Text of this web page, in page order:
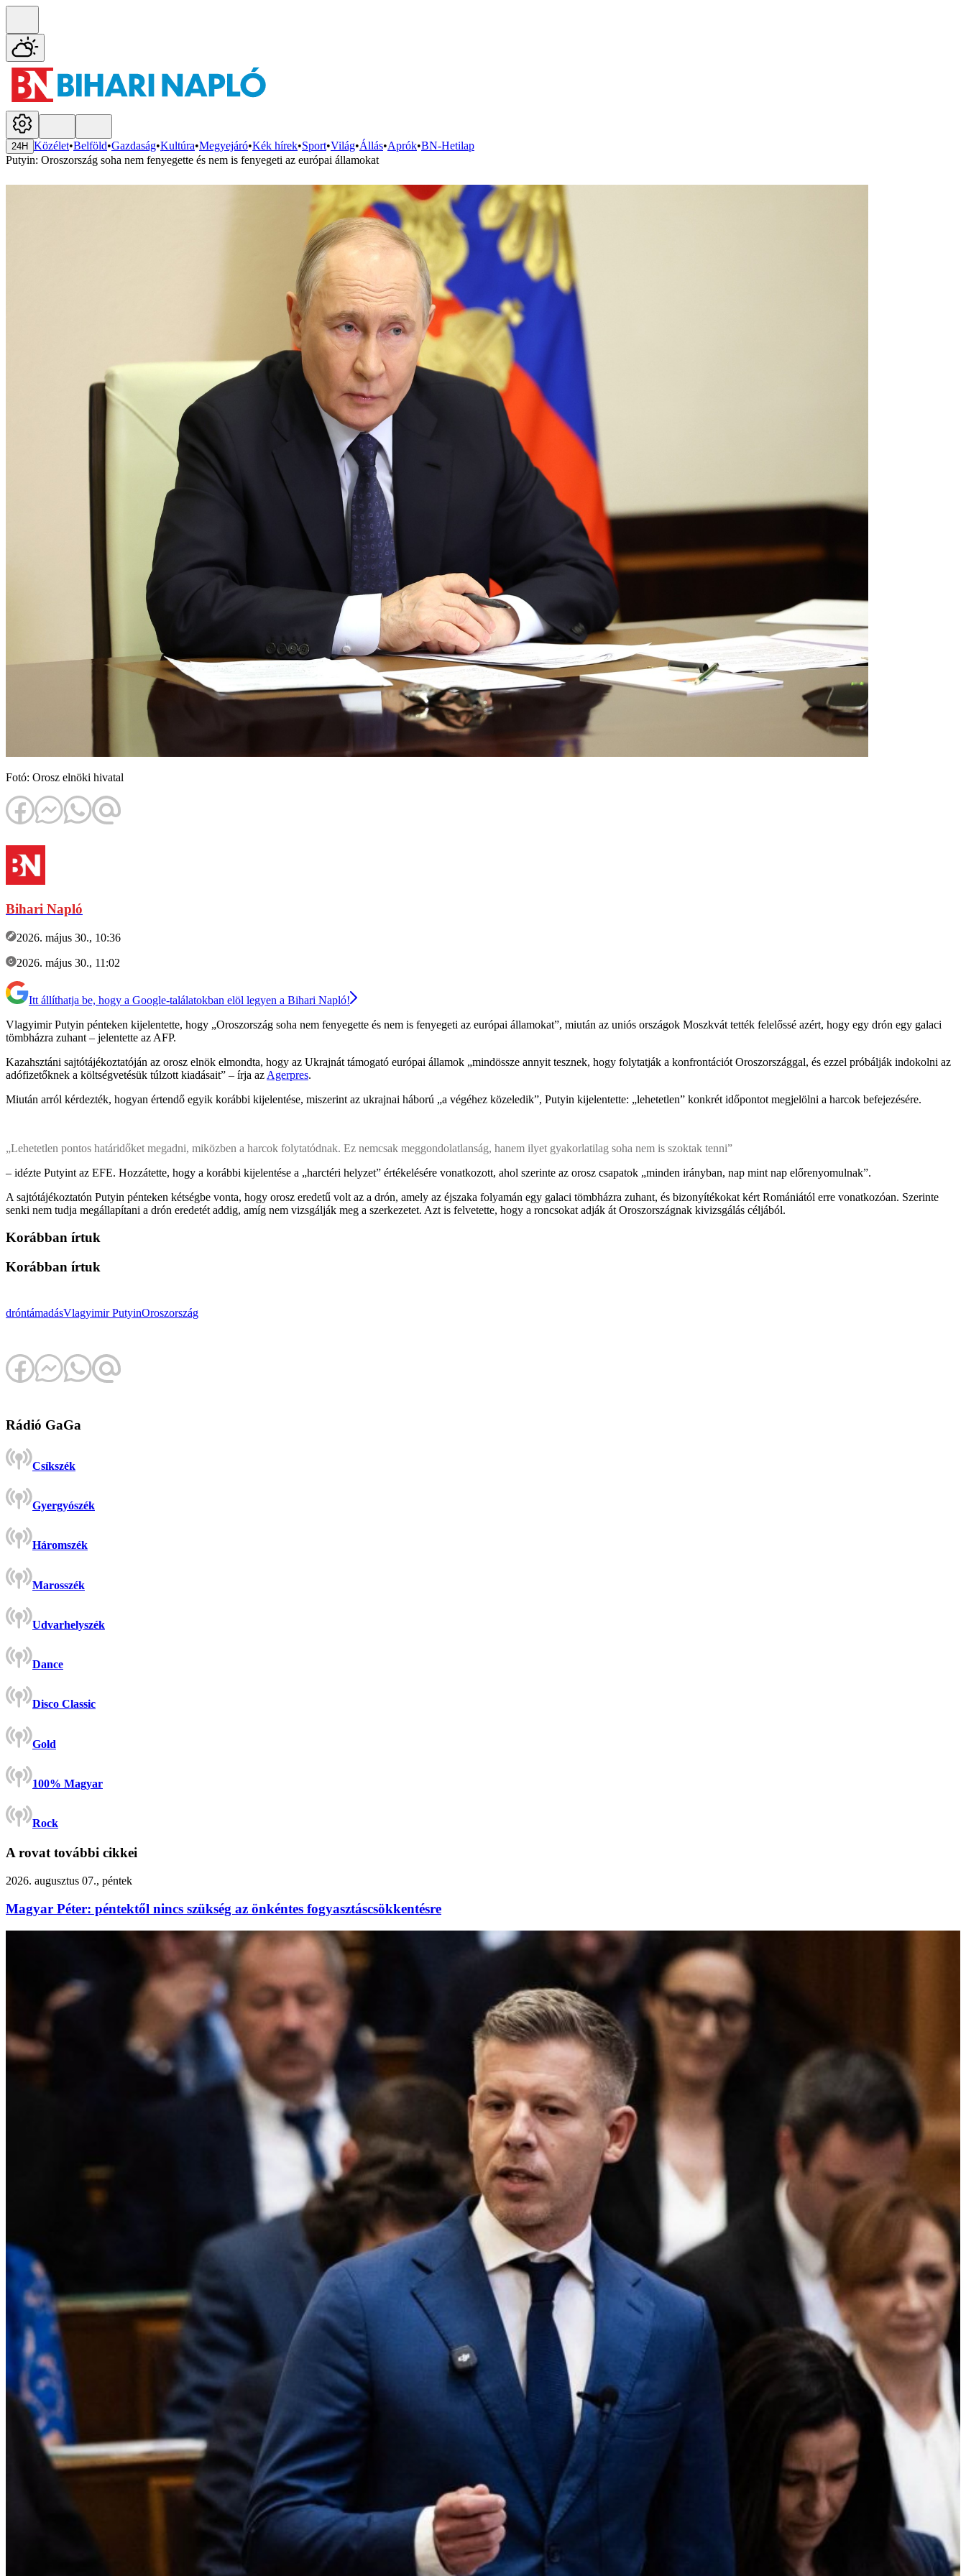
24H Közélet•Belföld•Gazdaság•Kultúra•Megyejáró•Kék hírek•Sport•Világ•Állás•Aprók•BN-Hetilap
Putyin: Oroszország soha nem fenyegette és nem is fenyegeti az európai államokat
Fotó: Orosz elnöki hivatal
Bihari Napló
2026. május 30., 10:36
2026. május 30., 11:02
Itt állíthatja be, hogy a Google-találatokban elöl legyen a Bihari Napló!
Vlagyimir Putyin pénteken kijelentette, hogy „Oroszország soha nem fenyegette és nem is fenyegeti az európai államokat”, miután az uniós országok Moszkvát tették felelőssé azért, hogy egy drón egy galaci
tömbházra zuhant – jelentette az AFP.
Kazahsztáni sajtótájékoztatóján az orosz elnök elmondta, hogy az Ukrajnát támogató európai államok „mindössze annyit tesznek, hogy folytatják a konfrontációt Oroszországgal, és ezzel próbálják indokolni az
adófizetőknek a költségvetésük túlzott kiadásait” – írja az Agerpres.
Miután arról kérdezték, hogyan értendő egyik korábbi kijelentése, miszerint az ukrajnai háború „a végéhez közeledik”, Putyin kijelentette: „lehetetlen” konkrét időpontot megjelölni a harcok befejezésére.
„Lehetetlen pontos határidőket megadni, miközben a harcok folytatódnak. Ez nemcsak meggondolatlanság, hanem ilyet gyakorlatilag soha nem is szoktak tenni”
– idézte Putyint az EFE. Hozzátette, hogy a korábbi kijelentése a „harctéri helyzet” értékelésére vonatkozott, ahol szerinte az orosz csapatok „minden irányban, nap mint nap előrenyomulnak”.
A sajtótájékoztatón Putyin pénteken kétségbe vonta, hogy orosz eredetű volt az a drón, amely az éjszaka folyamán egy galaci tömbházra zuhant, és bizonyítékokat kért Romániától erre vonatkozóan. Szerinte
senki nem tudja megállapítani a drón eredetét addig, amíg nem vizsgálják meg a szerkezetet. Azt is felvetette, hogy a roncsokat adják át Oroszországnak kivizsgálás céljából.
Korábban írtuk
Korábban írtuk
dróntámadásVlagyimir PutyinOroszország
Rádió GaGa
Csíkszék
Gyergyószék
Háromszék
Marosszék
Udvarhelyszék
Dance
Disco Classic
Gold
100% Magyar
Rock
A rovat további cikkei
2026. augusztus 07., péntek
Magyar Péter: péntektől nincs szükség az önkéntes fogyasztáscsökkentésre